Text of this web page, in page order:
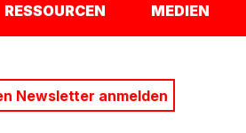
RESSOURCEN MEDIEN
Newsletter anmelden